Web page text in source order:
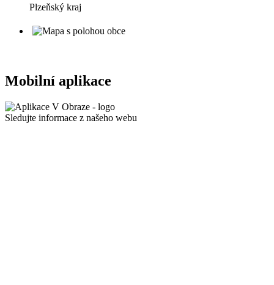
Plzeňský kraj
Mobilní aplikace
Sledujte informace z našeho webu